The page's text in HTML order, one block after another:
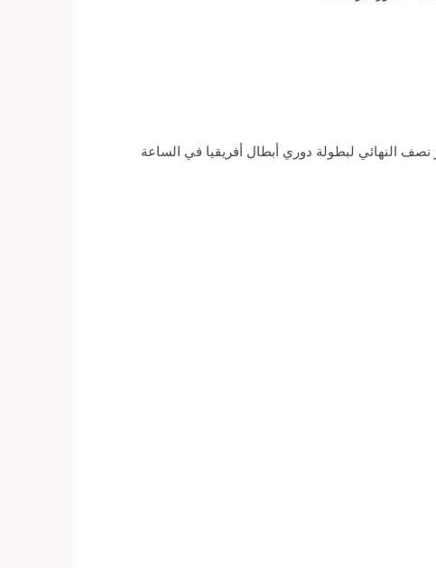
نصف النهائي لبطولة دوري أبطال أفريقيا في الساعة